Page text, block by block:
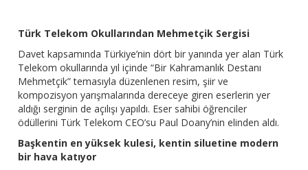
Türk Telekom Okullarından Mehmetçik Sergisi
Davet kapsamında Türkiye’nin dört bir yanında yer alan Türk
Telekom okullarında yıl içinde “Bir Kahramanlık Destanı
Mehmetçik” temasıyla düzenlenen resim, şiir ve
kompozisyon yarışmalarında dereceye giren eserlerin yer
aldığı serginin de açılışı yapıldı. Eser sahibi öğrenciler
ödüllerini Türk Telekom CEO’su Paul Doany’nin elinden aldı.
Başkentin en yüksek kulesi, kentin siluetine modern
bir hava katıyor